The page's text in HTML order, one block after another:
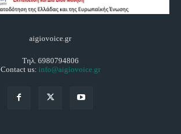
aigiovoice.gr
Τηλ. 6980794806
Contact us: info@aigiovoice.gr